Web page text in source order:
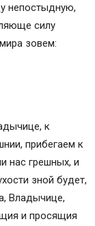
непостыдную,
силу
зовем:
к
прибегаем к
нас грешных, и
зной будет,
Владычице,
и просящия